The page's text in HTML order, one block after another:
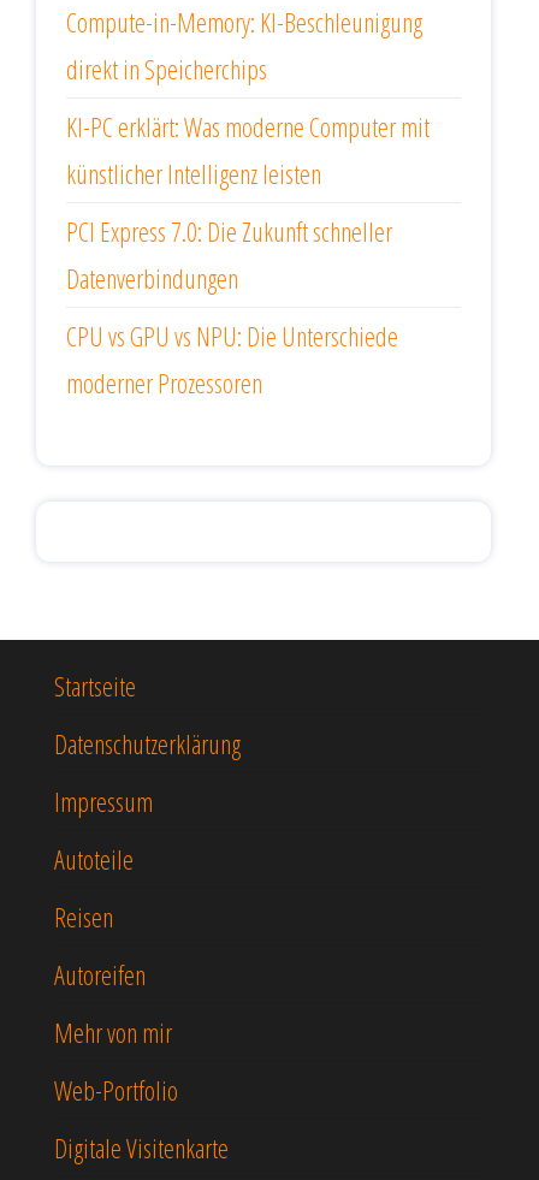
Compute-in-Memory: KI-Beschleunigung
direkt in Speicherchips
KI-PC erklärt: Was moderne Computer mit
künstlicher Intelligenz leisten
PCI Express 7.0: Die Zukunft schneller
Datenverbindungen
CPU vs GPU vs NPU: Die Unterschiede
moderner Prozessoren
Startseite
Datenschutzerklärung
Impressum
Autoteile
Reisen
Autoreifen
Mehr von mir
Web-Portfolio
Digitale Visitenkarte